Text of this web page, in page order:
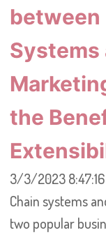
between
Systems
the
3/3/2023 8:47:16
Chain systems
two popular